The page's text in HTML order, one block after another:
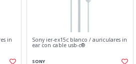
in Sony ier-ex15c blanco / auriculares in
ear con cable usb-c®
SONY